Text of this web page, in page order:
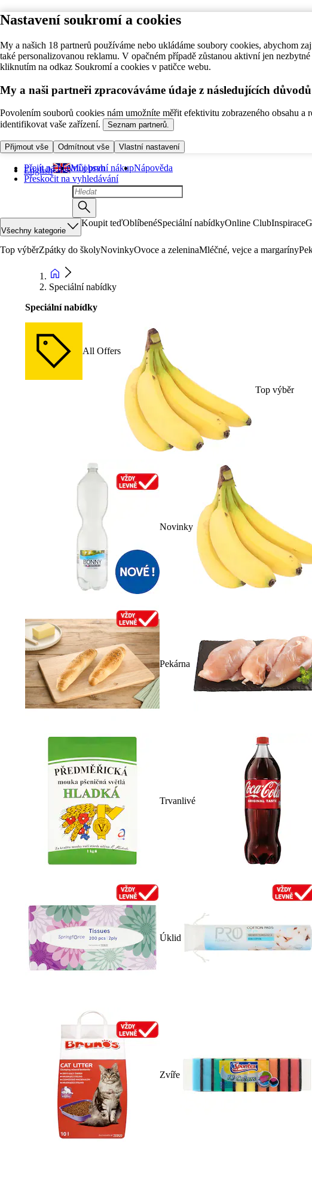
Nastavení soukromí a cookies
My a našich 18 partnerů používáme nebo ukládáme soubory cookies, abychom
také personalizovanou reklamu. V opačném případě zůstanou aktivní jen
kliknutím na odkaz Soukromí a cookies v patičce webu.
My a naši partneři zpracováváme údaje z následujících důvodů
Povolením souborů cookies nám umožníte měřit efektivitu zobrazeného obsahu
identifikovat vaše zařízení.
Seznam partnerů.
Přijmout vše Odmítnout vše Vlastní nastavení
Přejít na hlavní obsah
Přeskočit na vyhledávání
English Můj první nákupNápověda
Všechny kategorie
Koupit teďOblíbenéSpeciální nabídkyOnline ClubInspirace
Top výběrZpátky do školyNovinkyOvoce a zeleninaMléčné, vejce a margaríny
Speciální nabídky
Speciální nabídky
All Offers
Top výběr
Novinky
Pekárna
Trvanlivé
Úklid
Zvíře